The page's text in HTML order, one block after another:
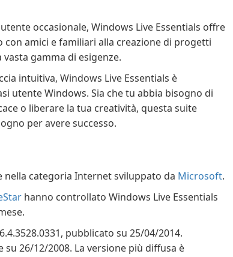
occasionale, Windows Live Essentials offre
amici e familiari alla creazione di progetti
gamma di esigenze.
intuitiva, Windows Live Essentials è
utente Windows. Sia che tu abbia bisogno di
o liberare la tua creatività, questa suite
per avere successo.
nella categoria Internet sviluppato da Microsoft.
hanno controllato Windows Live Essentials
pubblicato su 25/04/2014.
26/12/2008. La versione più diffusa è